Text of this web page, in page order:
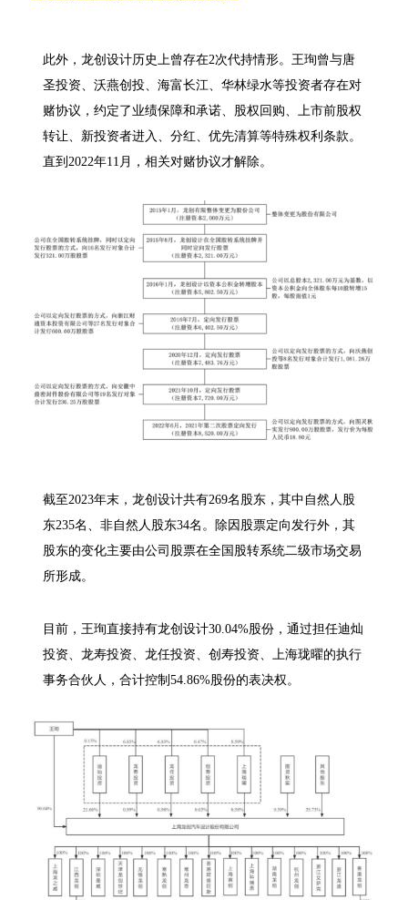
此外，龙创设计历史上曾存在2次代持情形。王珣曾与唐
圣投资、沃燕创投、海富长江、华林绿水等投资者存在对
赌协议，约定了业绩保障和承诺、股权回购、上市前股权
转让、新投资者进入、分红、优先清算等特殊权利条款。
直到2022年11月，相关对赌协议才解除。
截至2023年末，龙创设计共有269名股东，其中自然人股
东235名、非自然人股东34名。除因股票定向发行外，其
股东的变化主要由公司股票在全国股转系统二级市场交易
所形成。
目前，王珣直接持有龙创设计30.04%股份，通过担任迪灿
投资、龙寿投资、龙任投资、创寿投资、上海珑曜的执行
事务合伙人，合计控制54.86%股份的表决权。